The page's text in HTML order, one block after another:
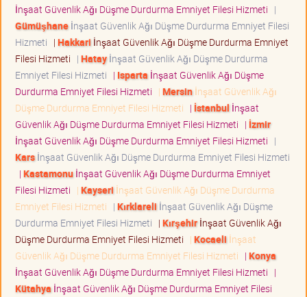
İnşaat Güvenlik Ağı Düşme Durdurma Emniyet Filesi Hizmeti |
Gümüşhaneİnşaat Güvenlik Ağı Düşme Durdurma Emniyet Filesi
Hizmeti | Hakkari İnşaat Güvenlik Ağı Düşme Durdurma Emniyet
Filesi Hizmeti | Hatayİnşaat Güvenlik Ağı Düşme Durdurma
Emniyet Filesi Hizmeti | Isparta İnşaat Güvenlik Ağı Düşme
Durdurma Emniyet Filesi Hizmeti | Mersinİnşaat Güvenlik Ağı
Düşme Durdurma Emniyet Filesi Hizmeti | İstanbul İnşaat
Güvenlik Ağı Düşme Durdurma Emniyet Filesi Hizmeti | İzmir
İnşaat Güvenlik Ağı Düşme Durdurma Emniyet Filesi Hizmeti |
Karsİnşaat Güvenlik Ağı Düşme Durdurma Emniyet Filesi Hizmeti
| Kastamonuİnşaat Güvenlik Ağı Düşme Durdurma Emniyet
Filesi Hizmeti | Kayseri İnşaat Güvenlik Ağı Düşme Durdurma
Emniyet Filesi Hizmeti | Kırklareli İnşaat Güvenlik Ağı Düşme
Durdurma Emniyet Filesi Hizmeti | Kırşehirİnşaat Güvenlik Ağı
Düşme Durdurma Emniyet Filesi Hizmeti | Kocaeli İnşaat
Güvenlik Ağı Düşme Durdurma Emniyet Filesi Hizmeti | Konya
İnşaat Güvenlik Ağı Düşme Durdurma Emniyet Filesi Hizmeti |
Kütahya İnşaat Güvenlik Ağı Düşme Durdurma Emniyet Filesi